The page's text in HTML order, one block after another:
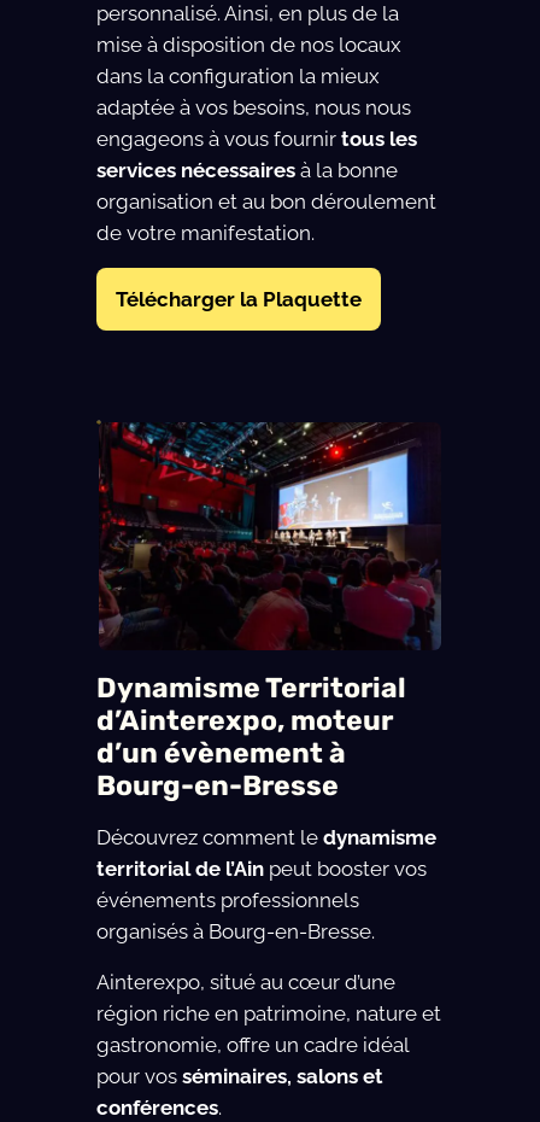
personnalisé. Ainsi, en plus de la
mise à disposition de nos locaux
dans la configuration la mieux
adaptée à vos besoins, nous nous
engageons à vous fournir tous les
services nécessairesà la bonne
organisation et au bon déroulement
de votre manifestation.
Télécharger la Plaquette
Dynamisme Territorial
d’Ainterexpo, moteur
d’un évènement à
Bourg-en-Bresse
Découvrez comment le dynamisme
territorial de l’Ainpeut booster vos
événements professionnels
organisés à Bourg-en-Bresse.
Ainterexpo, situé au cœur d’une
région riche en patrimoine, nature et
gastronomie, offre un cadre idéal
pour vos séminaires, salons et
conférences.